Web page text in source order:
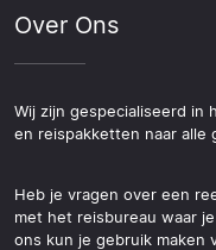
Over Ons
Wij zijn gespecialiseerd in
en reispakketten naar alle
Heb je vragen over een
met het reisbureau waar
ons kun je gebruik maken